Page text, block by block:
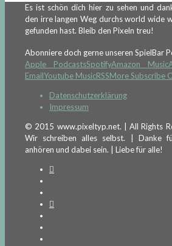
Es ist schön dich hier zu sehen und
den irre langen Weg durchs world wide
gefunden hast. Bleib den Pixeln treu!
Abonniere doch gerne unseren SpielBar
Apple PodcastsSpotifyAmazon Music
EmailYoutube MusicRSSMore Subscribe
Datenschutzerklärung
Impressum
© 2015 www.pixeltyp.net. | All Rights
Wir schreiben alles selbst. | Danke
anhören und dabei sein. | Liebe für alle!